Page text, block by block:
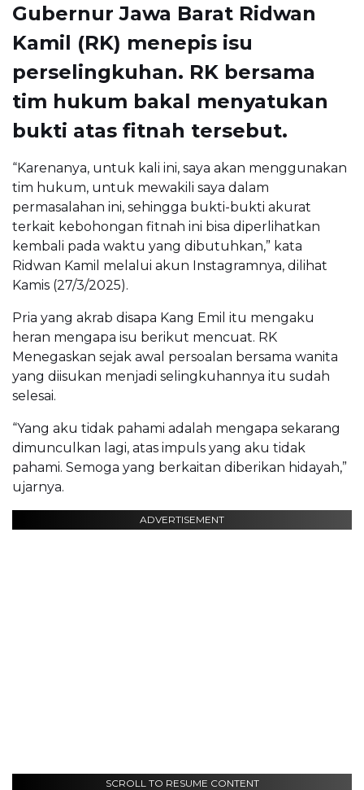
Gubernur Jawa Barat Ridwan
Kamil (RK) menepis isu
perselingkuhan. RK bersama
tim hukum bakal menyatukan
bukti atas fitnah tersebut.
“Karenanya, untuk kali ini, saya akan menggunakan
tim hukum, untuk mewakili saya dalam
permasalahan ini, sehingga bukti-bukti akurat
terkait kebohongan fitnah ini bisa diperlihatkan
kembali pada waktu yang dibutuhkan,” kata
Ridwan Kamil melalui akun Instagramnya, dilihat
Kamis (27/3/2025).
Pria yang akrab disapa Kang Emil itu mengaku
heran mengapa isu berikut mencuat. RK
Menegaskan sejak awal persoalan bersama wanita
yang diisukan menjadi selingkuhannya itu sudah
selesai.
“Yang aku tidak pahami adalah mengapa sekarang
dimunculkan lagi, atas impuls yang aku tidak
pahami. Semoga yang berkaitan diberikan hidayah,”
ujarnya.
ADVERTISEMENT
SCROLL TO RESUME CONTENT